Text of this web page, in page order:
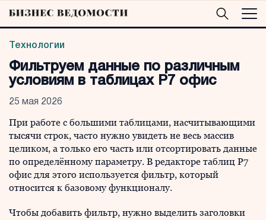
Технологии
Фильтруем данные по различным
условиям в таблицах Р7 офис
25 мая 2026
При работе с большими таблицами, насчитывающими
тысячи строк, часто нужно увидеть не весь массив
целиком, а только его часть или отсортировать данные
по определённому параметру. В редакторе таблиц Р7
офис для этого используется фильтр, который
относится к базовому функционалу.
Чтобы добавить фильтр, нужно выделить заголовки